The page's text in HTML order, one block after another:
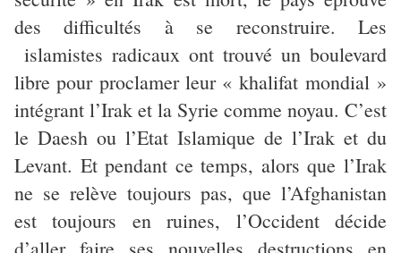
des difficultés à se reconstruire. Les
islamistes radicaux ont trouvé un boulevard
libre pour proclamer leur « khalifat mondial »
intégrant l’Irak et la Syrie comme noyau. C’est
le Daesh ou l’Etat Islamique de l’Irak et du
Levant. Et pendant ce temps, alors que l’Irak
ne se relève toujours pas, que l’Afghanistan
est toujours en ruines, l’Occident décide